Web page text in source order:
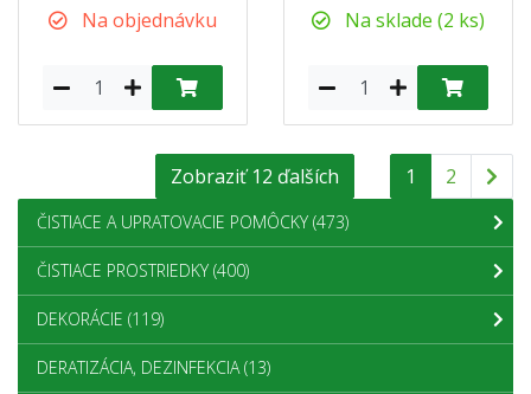
Na objednávku Na sklade (2 ks)
Zobraziť 12 ďalších 1 2
ČISTIACE A UPRATOVACIE POMÔCKY (473)
ČISTIACE PROSTRIEDKY (400)
DEKORÁCIE (119)
DERATIZÁCIA, DEZINFEKCIA(13)